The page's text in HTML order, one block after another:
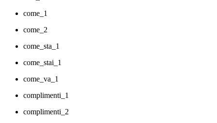
come_1
come_2
come_sta_1
come_stai_1
come_va_1
complimenti_1
complimenti_2